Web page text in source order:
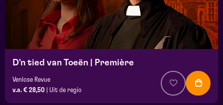
D'n tied van Toeën | Première
Venlose Revue
v.a. € 28,50
Uit de regio